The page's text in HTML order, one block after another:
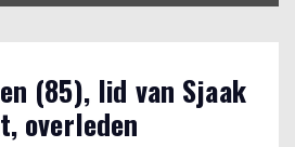
(85), lid van Sjaak
overleden